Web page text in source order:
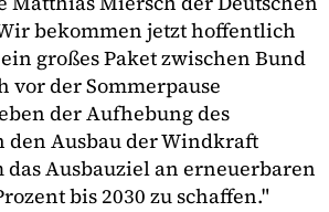
bekommen jetzt hoffentlich
großes Paket zwischen Bund
vor der Sommerpause
der Aufhebung des
den Ausbau der Windkraft
Ausbauziel an erneuerbaren
bis 2030 zu schaffen."